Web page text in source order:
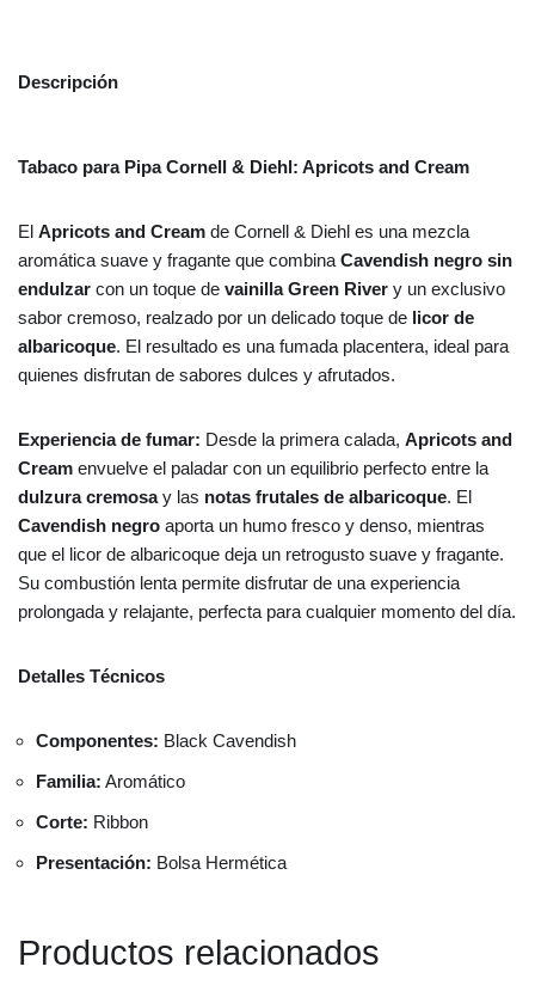
Descripción
Tabaco para Pipa Cornell & Diehl: Apricots and Cream
El Apricots and Cream de Cornell & Diehl es una mezcla
aromática suave y fragante que combina Cavendish negro sin
endulzar con un toque de vainilla Green River y un exclusivo
sabor cremoso, realzado por un delicado toque de licor de
albaricoque. El resultado es una fumada placentera, ideal para
quienes disfrutan de sabores dulces y afrutados.
Experiencia de fumar: Desde la primera calada, Apricots and
Cream envuelve el paladar con un equilibrio perfecto entre la
dulzura cremosay las notas frutales de albaricoque. El
Cavendish negro aporta un humo fresco y denso, mientras
que el licor de albaricoque deja un retrogusto suave y fragante.
Su combustión lenta permite disfrutar de una experiencia
prolongada y relajante, perfecta para cualquier momento del día.
Detalles Técnicos
Componentes: Black Cavendish
Familia: Aromático
Corte: Ribbon
Presentación: Bolsa Hermética
Productos relacionados